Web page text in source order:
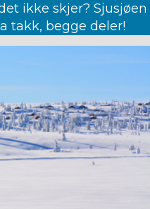
ikke skjer? Sjusjøen
takk, begge deler!